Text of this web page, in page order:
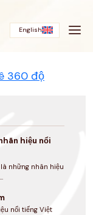
English
360 độ
hiệu nổi
những nhãn hiệu
nổi tiếng Việt